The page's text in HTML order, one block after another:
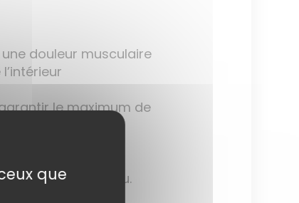
douleur musculaire
l’intérieur
le maximum de
de votre peau.
que